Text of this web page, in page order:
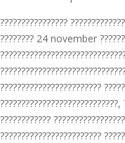
????????????????
???????? 24 november
????????????????????????
????????????
????????????????????????